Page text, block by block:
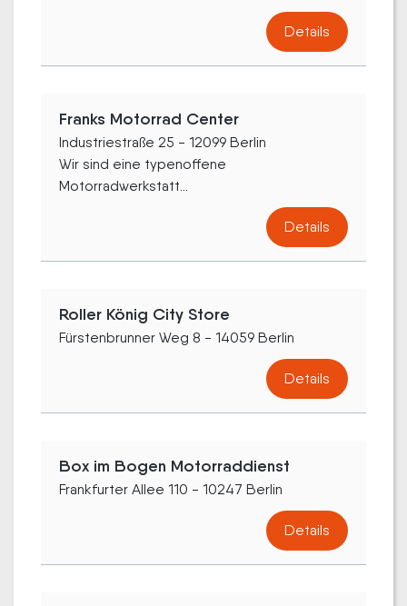
Details
Franks Motorrad Center
Industriestraße 25 - 12099 Berlin
Wir sind eine typenoffene
Motorradwerkstatt...
Details
Roller König City Store
Fürstenbrunner Weg 8 - 14059 Berlin
Details
Box im Bogen Motorraddienst
Frankfurter Allee 110 - 10247 Berlin
Details